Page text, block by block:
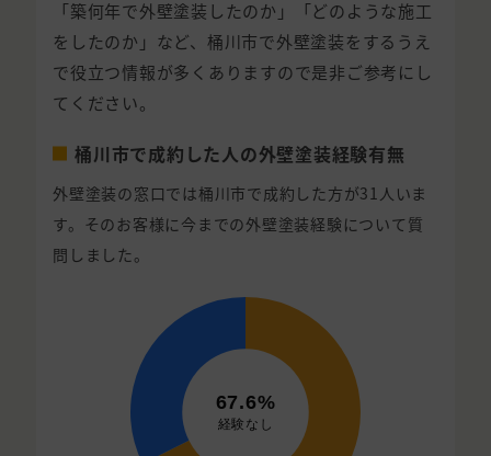
「築何年で外壁塗装したのか」「どのような施工
をしたのか」など、桶川市で外壁塗装をするうえ
で役立つ情報が多くありますので是非ご参考にし
てください。
桶川市で成約した人の外壁塗装経験有無
外壁塗装の窓口では桶川市で成約した方が31人いま
す。そのお客様に今までの外壁塗装経験について質
問しました。